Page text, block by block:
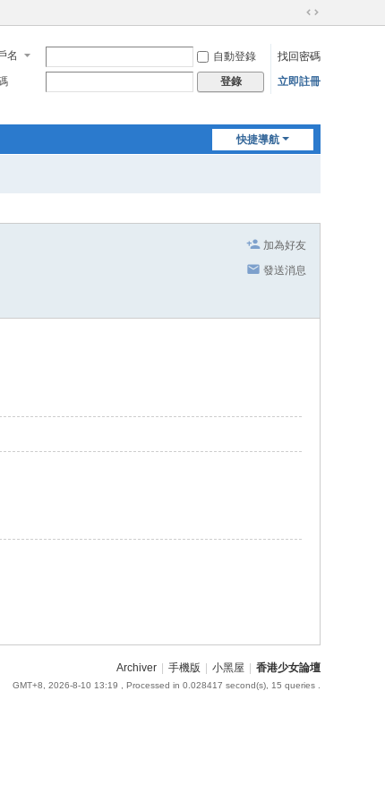
切
到
寬
名 自動登錄
找回密碼
登錄 立即註冊
快捷導航
加為好友
發送消息
Archiver 手機版 小黑屋 香港少女論壇
GMT+8, 2026-8-10 13:19 , Processed in 0.028417 second(s), 15 queries .